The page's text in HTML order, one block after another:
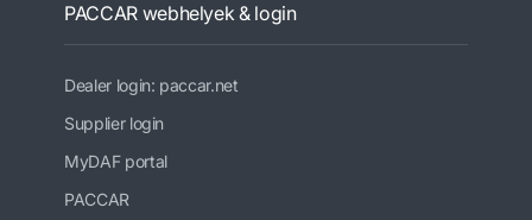
PACCAR webhelyek & login
Dealer login: paccar.net
Supplier login
MyDAF portal
PACCAR